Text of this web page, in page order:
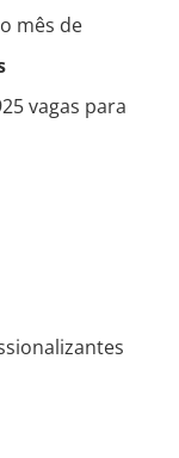
mês de
vagas para